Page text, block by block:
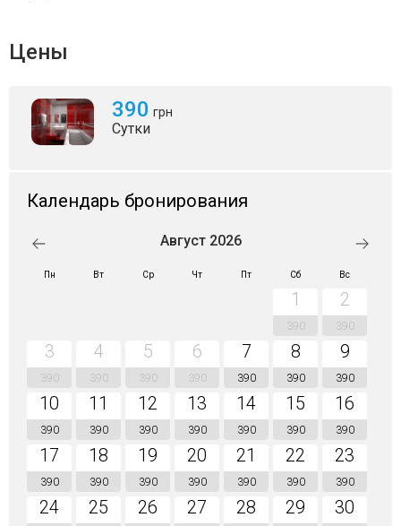
Цены
390 грн
Сутки
Календарь бронирования
Август 2026
Пн Вт Ср Чт Пт Сб Вс
1
390
2
390
3
390
4
390
5
390
6
390
7
390
8
390
9
390
10
390
11
390
12
390
13
390
14
390
15
390
16
390
17
390
18
390
19
390
20
390
21
390
22
390
23
390
24 25 26 27 28 29 30